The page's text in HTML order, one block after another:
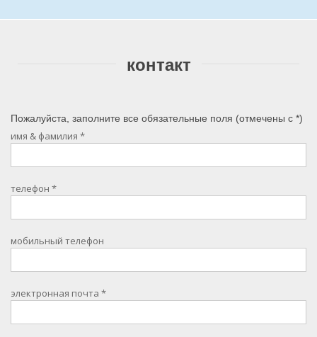
контакт
Пожалуйста, заполните все обязательные поля (отмечены c *)
имя & фамилия *
телефон *
мобильный телефон
электронная почта *